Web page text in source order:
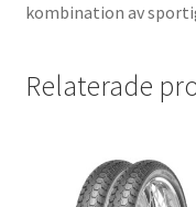
kombination av
Relaterade